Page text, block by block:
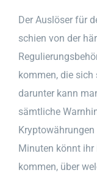
Der Auslöser für
schien von der
kommen, die
darunter kann
sämtliche
Minuten könnt ihr
kommen, über